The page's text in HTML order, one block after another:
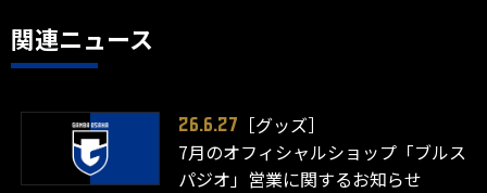
関連ニュース
26.6.27
［グッズ］
7月のオフィシャルショップ「ブルス
パジオ」営業に関するお知らせ